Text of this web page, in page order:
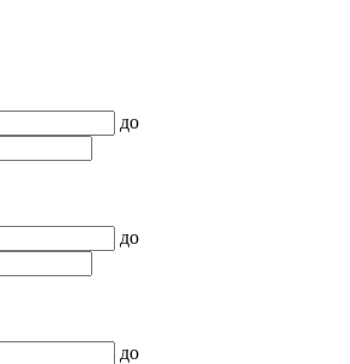
до
до
до